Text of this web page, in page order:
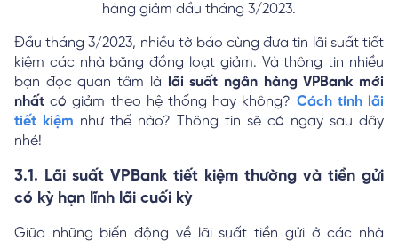
hàng giảm đầu tháng 3/2023.
Đầu tháng 3/2023, nhiều tờ báo cùng đưa tin lãi suất tiết
kiệm các nhà băng đồng loạt giảm. Và thông tin nhiều
bạn đọc quan tâm là
lãi suất ngân hàng VPBank mới
nhấtcó giảm theo hệ thống hay không? Cách tính lãi
tiết kiệm như thế nào? Thông tin sẽ có ngay sau đây
nhé!
3.1. Lãi suất VPBank tiết kiệm thường và tiền gửi
có kỳ hạn lĩnh lãi cuối kỳ
Giữa những biến động về lãi suất tiền gửi ở các nhà